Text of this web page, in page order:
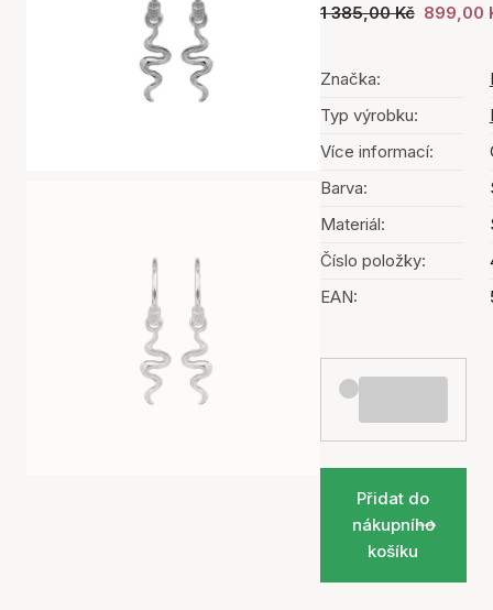
1 385,00 Kč 899,00
Značka:
Typ výrobku:
Více informací:
Barva:
Materiál:
Číslo položky:
EAN:
Přidat do
nákupního
košíku